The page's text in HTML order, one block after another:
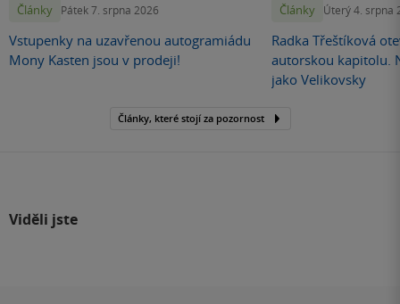
Články Pátek 7. srpna 2026
Vstupenky na uzavřenou autogramiádu
Mony Kasten jsou v prodeji!
Články Úterý 4. srpna
Radka Třeštíková
autorskou kapitolu.
jako Velikovsky
Články, které stojí za pozornost
Viděli jste